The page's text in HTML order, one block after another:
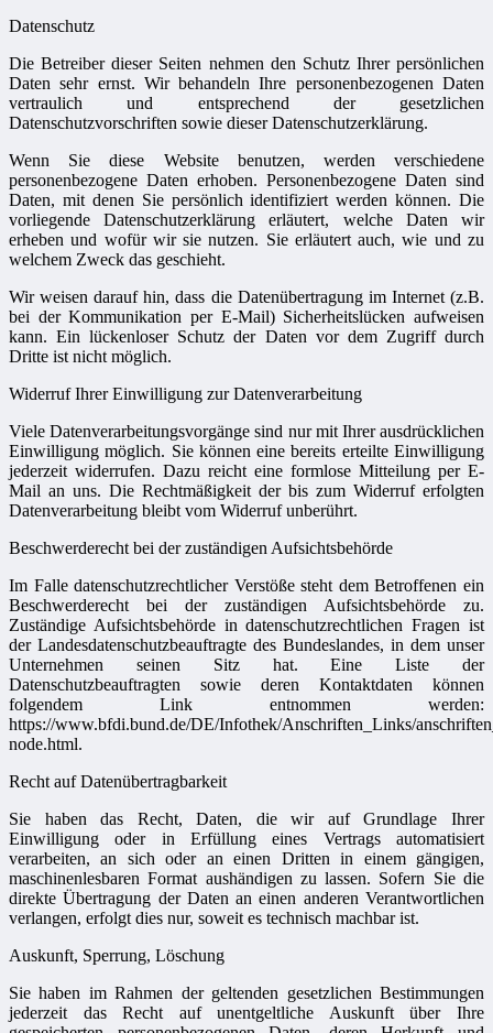
Datenschutz
Die Betreiber dieser Seiten nehmen den Schutz Ihrer persönlichen
Daten sehr ernst. Wir behandeln Ihre personenbezogenen Daten
vertraulich und entsprechend der gesetzlichen
Datenschutzvorschriften sowie dieser Datenschutzerklärung.
Wenn Sie diese Website benutzen, werden verschiedene
personenbezogene Daten erhoben. Personenbezogene Daten sind
Daten, mit denen Sie persönlich identifiziert werden können. Die
vorliegende Datenschutzerklärung erläutert, welche Daten wir
erheben und wofür wir sie nutzen. Sie erläutert auch, wie und zu
welchem Zweck das geschieht.
Wir weisen darauf hin, dass die Datenübertragung im Internet (z.B.
bei der Kommunikation per E-Mail) Sicherheitslücken aufweisen
kann. Ein lückenloser Schutz der Daten vor dem Zugriff durch
Dritte ist nicht möglich.
Widerruf Ihrer Einwilligung zur Datenverarbeitung
Viele Datenverarbeitungsvorgänge sind nur mit Ihrer ausdrücklichen
Einwilligung möglich. Sie können eine bereits erteilte Einwilligung
jederzeit widerrufen. Dazu reicht eine formlose Mitteilung per E-
Mail an uns. Die Rechtmäßigkeit der bis zum Widerruf erfolgten
Datenverarbeitung bleibt vom Widerruf unberührt.
Beschwerderecht bei der zuständigen Aufsichtsbehörde
Im Falle datenschutzrechtlicher Verstöße steht dem Betroffenen ein
Beschwerderecht bei der zuständigen Aufsichtsbehörde zu.
Zuständige Aufsichtsbehörde in datenschutzrechtlichen Fragen ist
der Landesdatenschutzbeauftragte des Bundeslandes, in dem unser
Unternehmen seinen Sitz hat. Eine Liste der
Datenschutzbeauftragten sowie deren Kontaktdaten können
folgendem Link entnommen werden:
https://www.bfdi.bund.de/DE/Infothek/Anschriften_Links/
node.html.
Recht auf Datenübertragbarkeit
Sie haben das Recht, Daten, die wir auf Grundlage Ihrer
Einwilligung oder in Erfüllung eines Vertrags automatisiert
verarbeiten, an sich oder an einen Dritten in einem gängigen,
maschinenlesbaren Format aushändigen zu lassen. Sofern Sie die
direkte Übertragung der Daten an einen anderen Verantwortlichen
verlangen, erfolgt dies nur, soweit es technisch machbar ist.
Auskunft, Sperrung, Löschung
Sie haben im Rahmen der geltenden gesetzlichen Bestimmungen
jederzeit das Recht auf unentgeltliche Auskunft über Ihre